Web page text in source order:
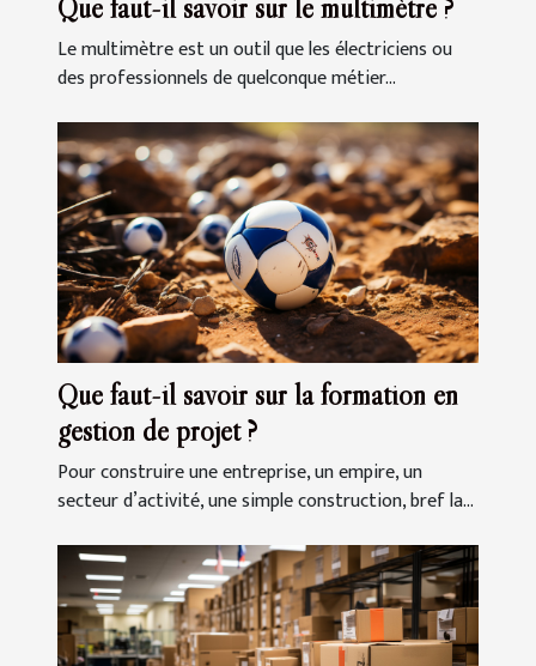
Que faut-il savoir sur le multimètre ?
Le multimètre est un outil que les électriciens ou
des professionnels de quelconque métier...
Que faut-il savoir sur la formation en
gestion de projet ?
Pour construire une entreprise, un empire, un
secteur d’activité, une simple construction, bref la...